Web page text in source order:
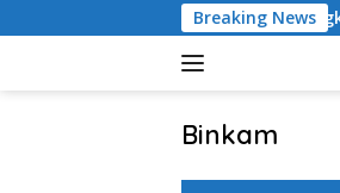
to
Breaking News
Petani Karang Bongkot Memperkuat
Binkam